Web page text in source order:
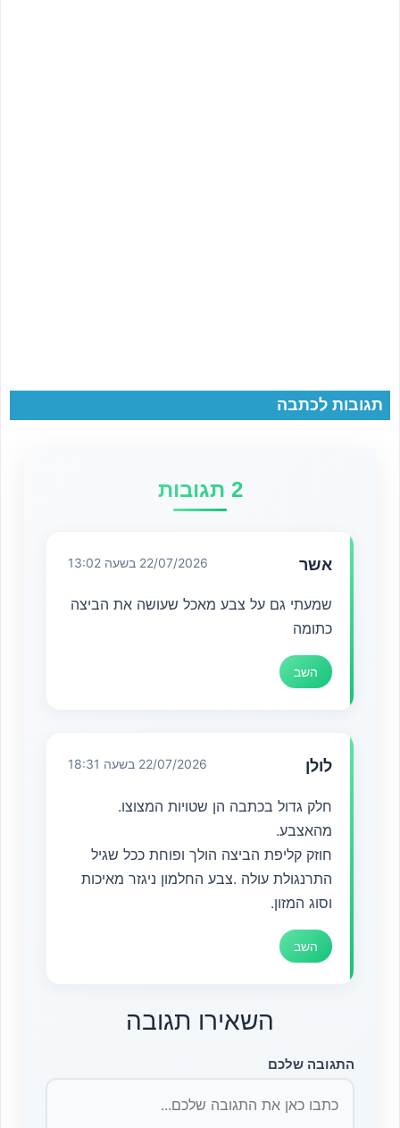
תגובות לכתבה
2 תגובות
אשר 22/07/2026 בשעה 13:02
שמעתי גם על צבע מאכל שעושה את הביצה
כתומה
השב
לולן 22/07/2026 בשעה 18:31
חלק גדול בכתבה הן שטויות המצוצו.
מהאצבע.
חוזק קליפת הביצה הולך ופוחת ככל שגיל
התרנגולת עולה .צבע החלמון ניגזר מאיכות
וסוג המזון.
השב
השאירו תגובה
התגובה שלכם